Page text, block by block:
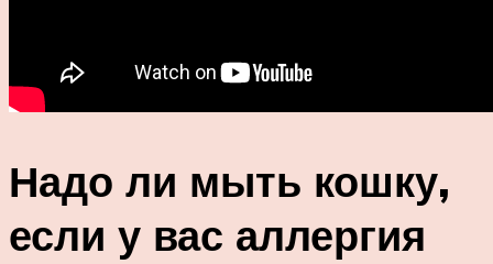
Надо ли мыть кошку,
если у вас аллергия